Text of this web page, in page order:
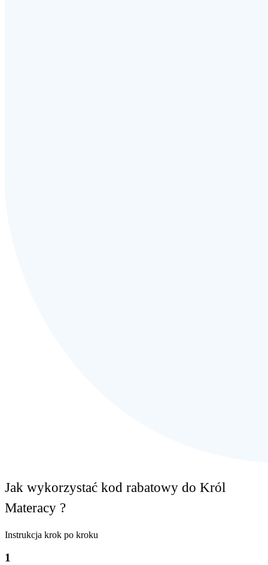
Jak wykorzystać kod rabatowy do Król
Materacy ?
Instrukcja krok po kroku
1